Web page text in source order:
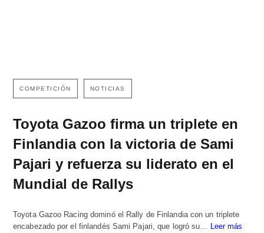
COMPETICIÓN NOTICIAS
Toyota Gazoo firma un triplete en
Finlandia con la victoria de Sami
Pajari y refuerza su liderato en el
Mundial de Rallys
Toyota Gazoo Racing dominó el Rally de Finlandia con un triplete
encabezado por el finlandés Sami Pajari, que logró su… Leer más